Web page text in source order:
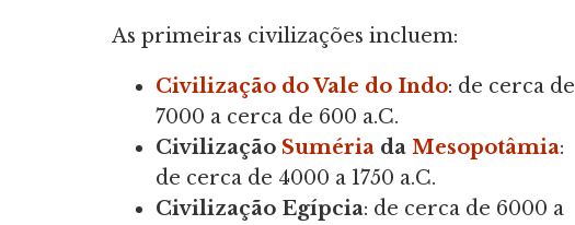
As primeiras civilizações incluem:
Civilização do Vale do Indo: de cerca de
7000 a cerca de 600 a.C.
Civilização Suméria da Mesopotâmia:
de cerca de 4000 a 1750 a.C.
Civilização Egípcia: de cerca de 6000 a